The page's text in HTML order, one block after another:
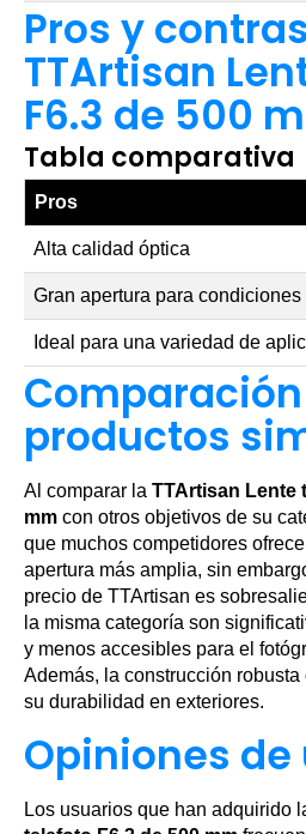
Pros y
TTArtisan
F6.3 de 500
Tabla comparativa
Pros
Alta calidad óptica
Gran apertura para
Ideal para una variedad de
productos
Al comparar la TTArtisan Lente
mm con otros objetivos de su
que muchos competidores
apertura más amplia, sin
precio de TTArtisan es
la misma categoría son
y menos accesibles para el
Además, la construcción
su durabilidad en exteriores.
Opiniones
Los usuarios que han adquirido